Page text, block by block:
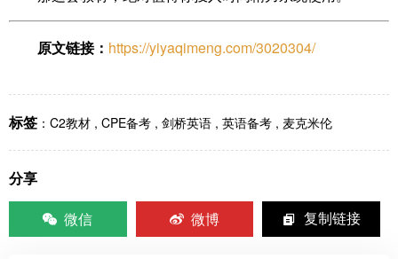
原文链接： https://yiyaqimeng.com/3020304/
标签 ： C2教材 , CPE备考 , 剑桥英语 , 英语备考 , 麦克米伦
分享
微信
微博 复制链接